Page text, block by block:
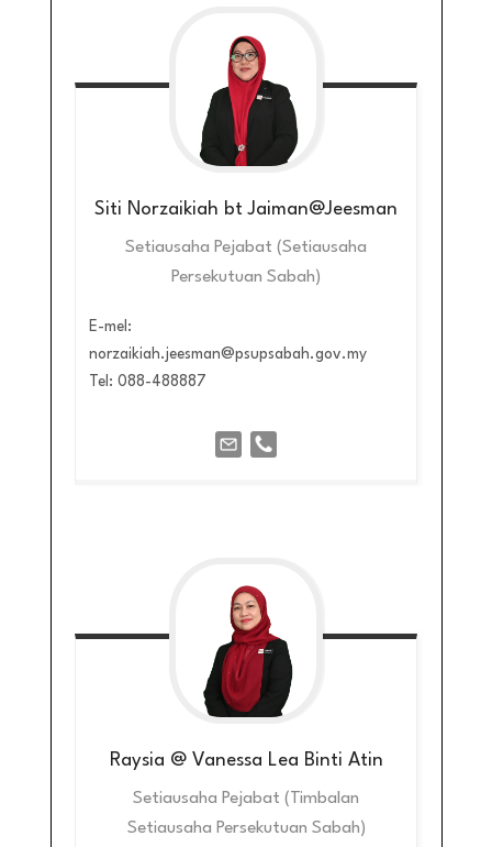
Siti Norzaikiah bt Jaiman@Jeesman
Setiausaha Pejabat (Setiausaha
Persekutuan Sabah)
E-mel:
norzaikiah.jeesman@psupsabah.gov.my
Tel: 088-488887
Raysia @ Vanessa Lea Binti Atin
Setiausaha Pejabat (Timbalan
Setiausaha Persekutuan Sabah)